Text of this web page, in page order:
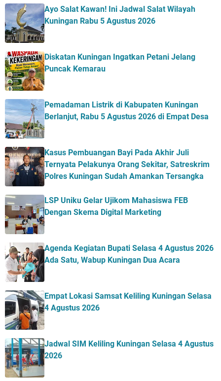
Ayo Salat Kawan! Ini Jadwal Salat Wilayah
Kuningan Rabu 5 Agustus 2026
Diskatan Kuningan Ingatkan Petani Jelang
Puncak Kemarau
Pemadaman Listrik di Kabupaten Kuningan
Berlanjut, Rabu 5 Agustus 2026 di Empat Desa
Kasus Pembuangan Bayi Pada Akhir Juli
Ternyata Pelakunya Orang Sekitar, Satreskrim
Polres Kuningan Sudah Amankan Tersangka
LSP Uniku Gelar Ujikom Mahasiswa FEB
Dengan Skema Digital Marketing
Agenda Kegiatan Bupati Selasa 4 Agustus 2026
Ada Satu, Wabup Kuningan Dua Acara
Empat Lokasi Samsat Keliling Kuningan Selasa
4 Agustus 2026
Jadwal SIM Keliling Kuningan Selasa 4 Agustus
2026